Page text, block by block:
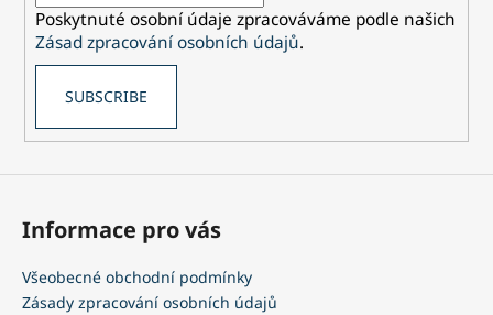
Poskytnuté osobní údaje zpracováváme podle našich
Zásad zpracování osobních údajů.
SUBSCRIBE
Informace pro vás
Všeobecné obchodní podmínky
Zásady zpracování osobních údajů